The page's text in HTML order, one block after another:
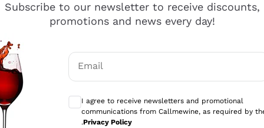
diversi e con un ampio range di prezzo. Le
Subscribe to our newsletter to receive discounts,
promotions and news every day!
Email
I agree to receive newsletters and promotional
communications from Callmewine, as required by
.Privacy Policy